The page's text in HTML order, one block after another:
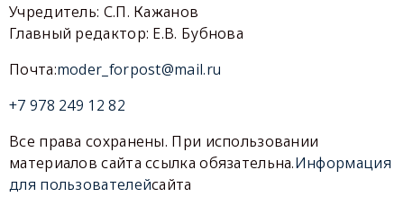
Учредитель: С.П. Кажанов
Главный редактор: Е.В. Бубнова
Почта:moder_forpost@mail.ru
+7 978 249 12 82
Все права сохранены. При использовании
материалов сайта ссылка обязательна.Информация
для пользователейсайта